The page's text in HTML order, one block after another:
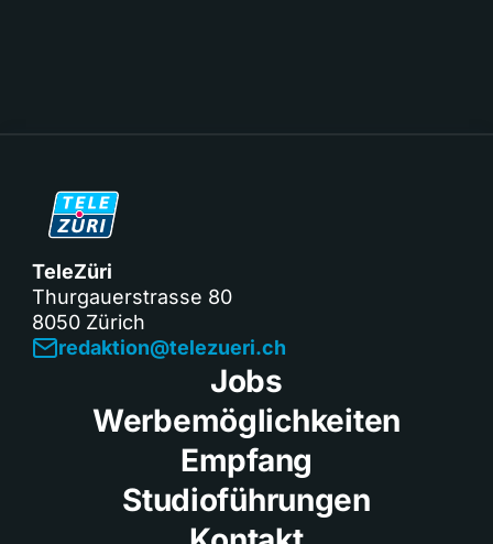
TeleZüri
Thurgauerstrasse 80
8050 Zürich
redaktion@telezueri.ch
Jobs
Werbemöglichkeiten
Empfang
Studioführungen